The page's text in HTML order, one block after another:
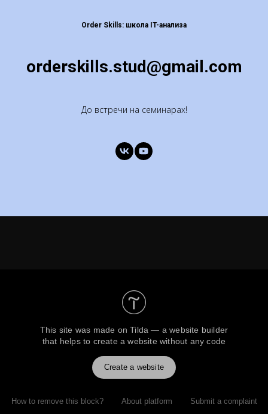
Order Skills: школа IT-анализа
orderskills.stud@gmail.com
До встречи на семинарах!
This site was made onTilda — a website builder
that helps to create a website without any code
Create a website
How to remove this block? About platform Submit a complaint